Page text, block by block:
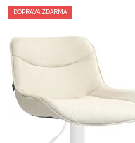
DOPRAVA ZDARMA